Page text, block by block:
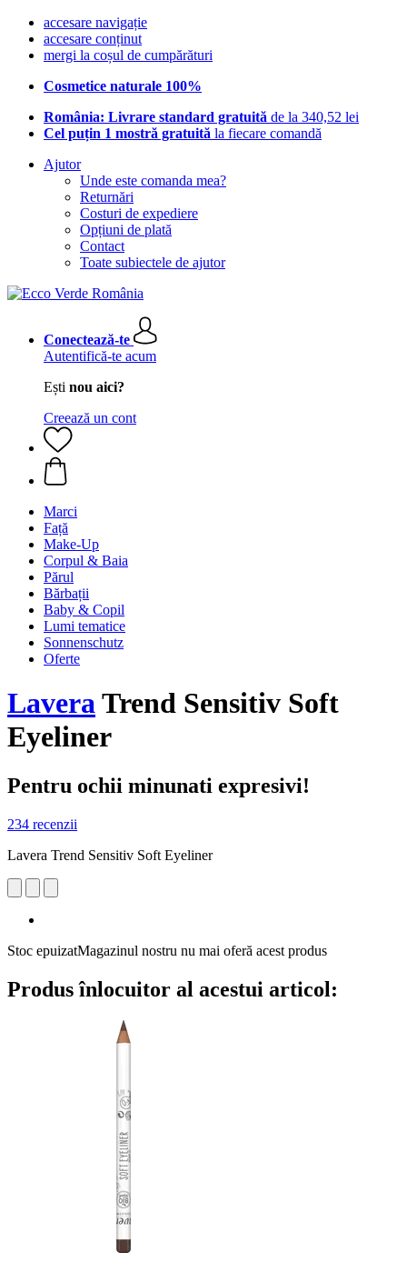
accesare navigație
accesare conținut
mergi la coșul de cumpărături
Cosmetice naturale 100%
România: Livrare standard gratuită de la 340,52 lei
Cel puțin 1 mostră gratuită la fiecare comandă
Ajutor
Unde este comanda mea?
Returnări
Costuri de expediere
Opțiuni de plată
Contact
Toate subiectele de ajutor
Conectează-te
Autentifică-te acum
Ești nou aici?
Creează un cont
Marci
Față
Make-Up
Corpul & Baia
Părul
Bărbații
Baby & Copil
Lumi tematice
Sonnenschutz
Oferte
LaveraTrend Sensitiv Soft
Eyeliner
Pentru ochii minunati expresivi!
234 recenzii
Lavera Trend Sensitiv Soft Eyeliner
Stoc epuizatMagazinul nostru nu mai oferă acest produs
Produs înlocuitor al acestui articol: